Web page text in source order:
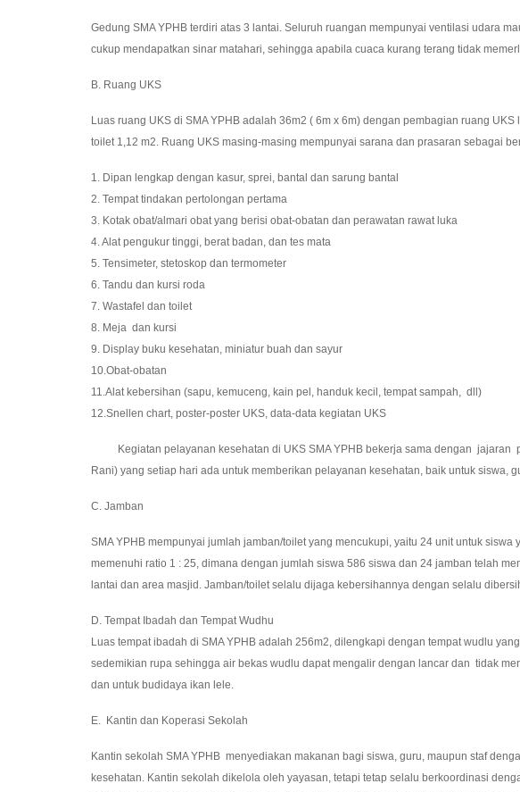
Gedung SMA YPHB terdiri atas 3 lantai. Seluruh ruangan mempunyai ventilasi udara
cukup mendapatkan sinar matahari, sehingga apabila cuaca kurang terang tidak
B. Ruang UKS
Luas ruang UKS di SMA YPHB adalah 36m2 ( 6m x 6m) dengan pembagian ruang
toilet 1,12 m2. Ruang UKS masing-masing mempunyai sarana dan prasaran sebagai
1. Dipan lengkap dengan kasur, sprei, bantal dan sarung bantal
2. Tempat tindakan pertolongan pertama
3. Kotak obat/almari obat yang berisi obat-obatan dan perawatan rawat luka
4. Alat pengukur tinggi, berat badan, dan tes mata
5. Tensimeter, stetoskop dan termometer
6. Tandu dan kursi roda
7. Wastafel dan toilet
8. Meja dan kursi
9. Display buku kesehatan, miniatur buah dan sayur
10.Obat-obatan
11.Alat kebersihan (sapu, kemuceng, kain pel, handuk kecil, tempat sampah, dll)
12.Snellen chart, poster-poster UKS, data-data kegiatan UKS
Kegiatan pelayanan kesehatan di UKS SMA YPHB bekerja sama dengan jajaran
Rani) yang setiap hari ada untuk memberikan pelayanan kesehatan, baik untuk siswa,
C. Jamban
SMA YPHB mempunyai jumlah jamban/toilet yang mencukupi, yaitu 24 unit untuk
memenuhi ratio 1 : 25, dimana dengan jumlah siswa 586 siswa dan 24 jamban telah
lantai dan area masjid. Jamban/toilet selalu dijaga kebersihannya dengan selalu
D. Tempat Ibadah dan Tempat Wudhu
Luas tempat ibadah di SMA YPHB adalah 256m2, dilengkapi dengan tempat wudlu
sedemikian rupa sehingga air bekas wudlu dapat mengalir dengan lancar dan tidak
dan untuk budidaya ikan lele.
E. Kantin dan Koperasi Sekolah
Kantin sekolah SMA YPHB menyediakan makanan bagi siswa, guru, maupun staf
kesehatan. Kantin sekolah dikelola oleh yayasan, tetapi tetap selalu berkoordinasi